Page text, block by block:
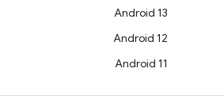
Android 13
Android 12
Android 11